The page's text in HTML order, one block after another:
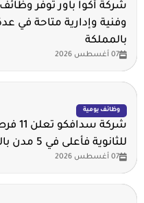
شركة أكوا باور توفر
وفنية وإدارية متاحة في
بالمملكة
07 أغسطس 2026
وظائف يومية
شركة
للثانوية فأعلى في 5 مدن بالمملكة
07 أغسطس 2026